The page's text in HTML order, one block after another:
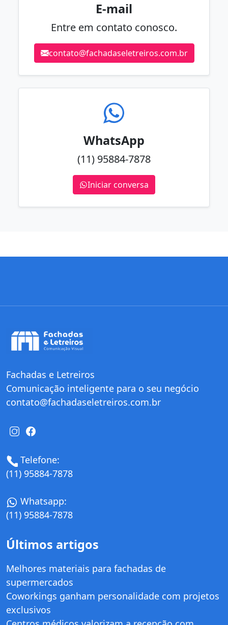
E-mail
Entre em contato conosco.
contato@fachadaseletreiros.com.br
WhatsApp
(11) 95884-7878
Iniciar conversa
Fachadas e Letreiros
Comunicação inteligente para o seu negócio
contato@fachadaseletreiros.com.br
Telefone:
(11) 95884-7878
Whatsapp:
(11) 95884-7878
Últimos artigos
Melhores materiais para fachadas de
supermercados
Coworkings ganham personalidade com projetos
exclusivos